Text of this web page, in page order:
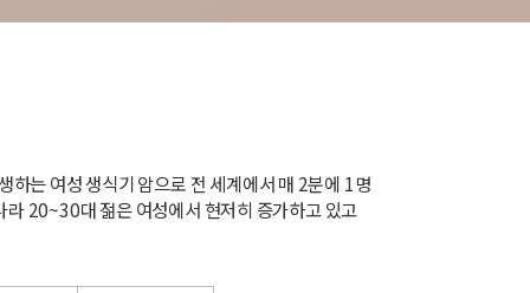
하는 여성 생식기 암으로 전 세계에서 매 2분에 1명
20~30대 젊은 여성에서 현저히 증가하고 있고